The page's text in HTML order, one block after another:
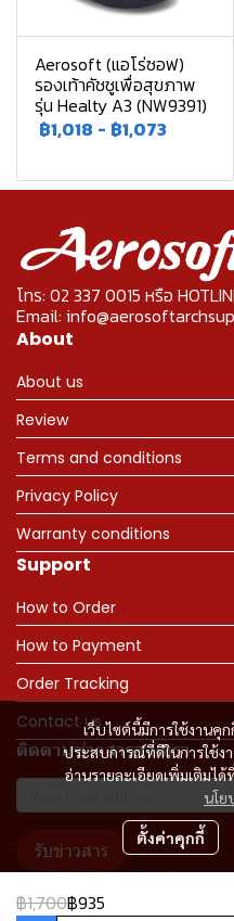
Aerosoft (แอโร่ซอฟ)
รองเท้าคัชชูเพื่อสุขภาพ
รุ่น Healty A3 (NW9391)
฿1,018 - ฿1,073
฿1,700฿935
เว็บไซต์นี้มีการใช้งานคุ
ประสบการณ์ที่ดีในการใช้ง
อ่านรายละเอียดเพิ่มเติมไ
นโย
ตั้งค่าคุกกี้
โทร: 02 337 0015 หรือ
Email:
About
About us
Review
Terms and conditions
Privacy Policy
Warranty conditions
Support
How to Order
How to Payment
Order Tracking
Contact us
ติดตามข่าวสารจากเรา
รับข่าวสาร